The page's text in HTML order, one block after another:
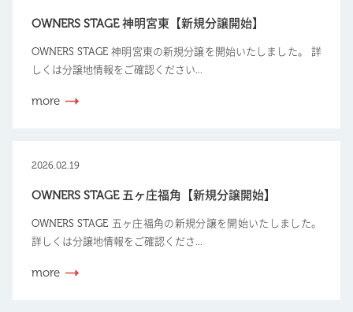
OWNERS STAGE 神明宮東【新規分譲開始】
OWNERS STAGE 神明宮東の新規分譲を開始いたしました。 詳
しくは分譲地情報をご確認ください...
more
2026.02.19
OWNERS STAGE 五ヶ庄福角【新規分譲開始】
OWNERS STAGE 五ヶ庄福角の新規分譲を開始いたしました。
詳しくは分譲地情報をご確認くださ...
more